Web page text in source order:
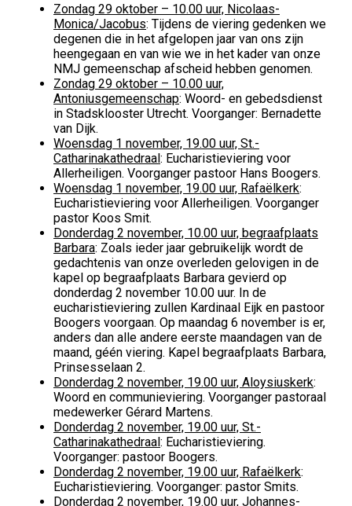
Zondag 29 oktober – 10.00 uur, Nicolaas-
Monica/Jacobus: Tijdens de viering gedenken we
degenen die in het afgelopen jaar van ons zijn
heengegaan en van wie we in het kader van onze
NMJ gemeenschap afscheid hebben genomen.
Zondag 29 oktober – 10.00 uur,
Antoniusgemeenschap: Woord- en gebedsdienst
in Stadsklooster Utrecht. Voorganger: Bernadette
van Dijk.
Woensdag 1 november, 19.00 uur, St.-
Catharinakathedraal: Eucharistieviering voor
Allerheiligen. Voorganger pastoor Hans Boogers.
Woensdag 1 november, 19.00 uur, Rafaëlkerk:
Eucharistieviering voor Allerheiligen. Voorganger
pastor Koos Smit.
Donderdag 2 november, 10.00 uur, begraafplaats
Barbara: Zoals ieder jaar gebruikelijk wordt de
gedachtenis van onze overleden gelovigen in de
kapel op begraafplaats Barbara gevierd op
donderdag 2 november 10.00 uur. In de
eucharistieviering zullen Kardinaal Eijk en pastoor
Boogers voorgaan. Op maandag 6 november is er,
anders dan alle andere eerste maandagen van de
maand, géén viering. Kapel begraafplaats Barbara,
Prinsesselaan 2.
Donderdag 2 november, 19.00 uur, Aloysiuskerk:
Woord en communieviering. Voorganger pastoraal
medewerker Gérard Martens.
Donderdag 2 november, 19.00 uur, St.-
Catharinakathedraal: Eucharistieviering.
Voorganger: pastoor Boogers.
Donderdag 2 november, 19.00 uur, Rafaëlkerk:
Eucharistieviering. Voorganger: pastor Smits.
Donderdag 2 november, 19.00 uur, Johannes-